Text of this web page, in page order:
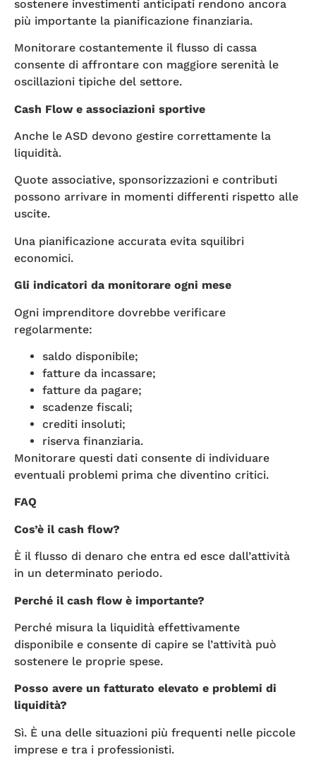
sostenere investimenti anticipati rendono ancora
più importante la pianificazione finanziaria.
Monitorare costantemente il flusso di cassa
consente di affrontare con maggiore serenità le
oscillazioni tipiche del settore.
Cash Flow e associazioni sportive
Anche le ASD devono gestire correttamente la
liquidità.
Quote associative, sponsorizzazioni e contributi
possono arrivare in momenti differenti rispetto alle
uscite.
Una pianificazione accurata evita squilibri
economici.
Gli indicatori da monitorare ogni mese
Ogni imprenditore dovrebbe verificare
regolarmente:
saldo disponibile;
fatture da incassare;
fatture da pagare;
scadenze fiscali;
crediti insoluti;
riserva finanziaria.
Monitorare questi dati consente di individuare
eventuali problemi prima che diventino critici.
FAQ
Cos’è il cash flow?
È il flusso di denaro che entra ed esce dall’attività
in un determinato periodo.
Perché il cash flow è importante?
Perché misura la liquidità effettivamente
disponibile e consente di capire se l’attività può
sostenere le proprie spese.
Posso avere un fatturato elevato e problemi di
liquidità?
Sì. È una delle situazioni più frequenti nelle piccole
imprese e tra i professionisti.